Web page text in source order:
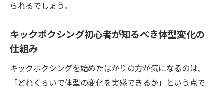
週2回の頻度が生む体型変化の理由
慣
体重減少に役立つキックボクシングの活用
られるでしょう。
キックボクシング初心者が知るべき体型変化の
仕組み
キックボクシングを始めたばかりの方が気になるのは、
「どれくらいで体型の変化を実感できるか」という点で